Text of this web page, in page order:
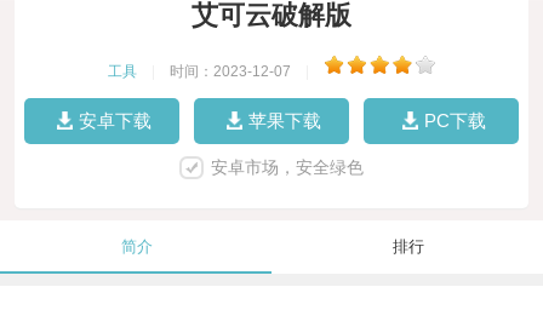
艾可云破解版
工具 时间：2023-12-07
安卓下载 苹果下载 PC下载
安卓市场，安全绿色
简介 排行